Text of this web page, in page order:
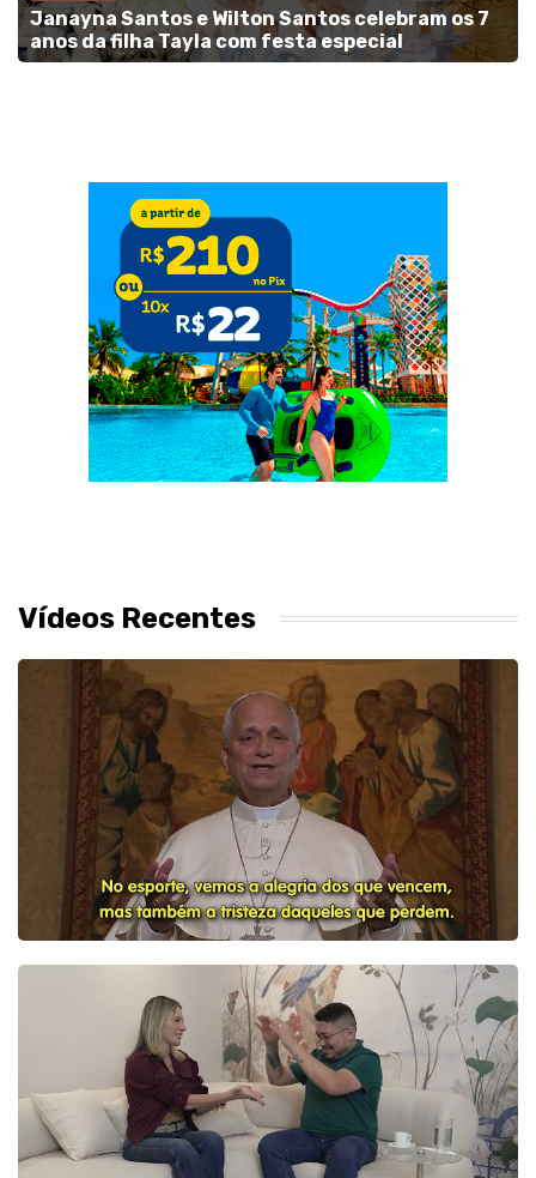
Janayna Santos e Wilton Santos celebram os 7
anos da filha Tayla com festa especial
Vídeos Recentes